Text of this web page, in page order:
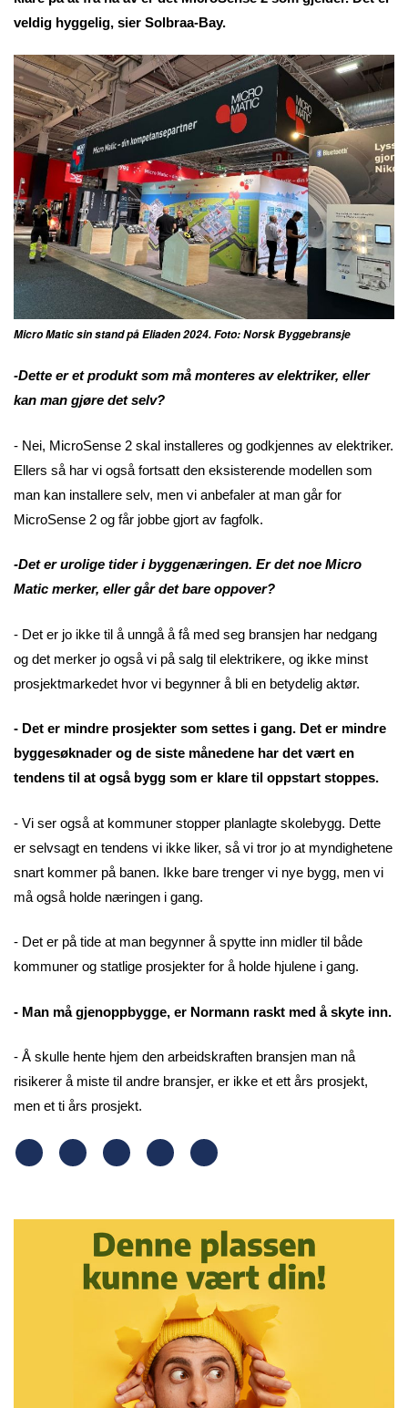
veldig hyggelig, sier Solbraa-Bay.
Micro Matic sin stand på Eliaden 2024. Foto: Norsk Byggebransje
-Dette er et produkt som må monteres av elektriker, eller
kan man gjøre det selv?
- Nei, MicroSense 2 skal installeres og godkjennes av elektriker.
Ellers så har vi også fortsatt den eksisterende modellen som
man kan installere selv, men vi anbefaler at man går for
MicroSense 2 og får jobbe gjort av fagfolk.
-Det er urolige tider i byggenæringen. Er det noe Micro
Matic merker, eller går det bare oppover?
- Det er jo ikke til å unngå å få med seg bransjen har nedgang
og det merker jo også vi på salg til elektrikere, og ikke minst
prosjektmarkedet hvor vi begynner å bli en betydelig aktør.
- Det er mindre prosjekter som settes i gang. Det er mindre
byggesøknader og de siste månedene har det vært en
tendens til at også bygg som er klare til oppstart stoppes.
- Vi ser også at kommuner stopper planlagte skolebygg. Dette
er selvsagt en tendens vi ikke liker, så vi tror jo at myndighetene
snart kommer på banen. Ikke bare trenger vi nye bygg, men vi
må også holde næringen i gang.
- Det er på tide at man begynner å spytte inn midler til både
kommuner og statlige prosjekter for å holde hjulene i gang.
- Man må gjenoppbygge, er Normann raskt med å skyte inn.
- Å skulle hente hjem den arbeidskraften bransjen man nå
risikerer å miste til andre bransjer, er ikke et ett års prosjekt,
men et ti års prosjekt.